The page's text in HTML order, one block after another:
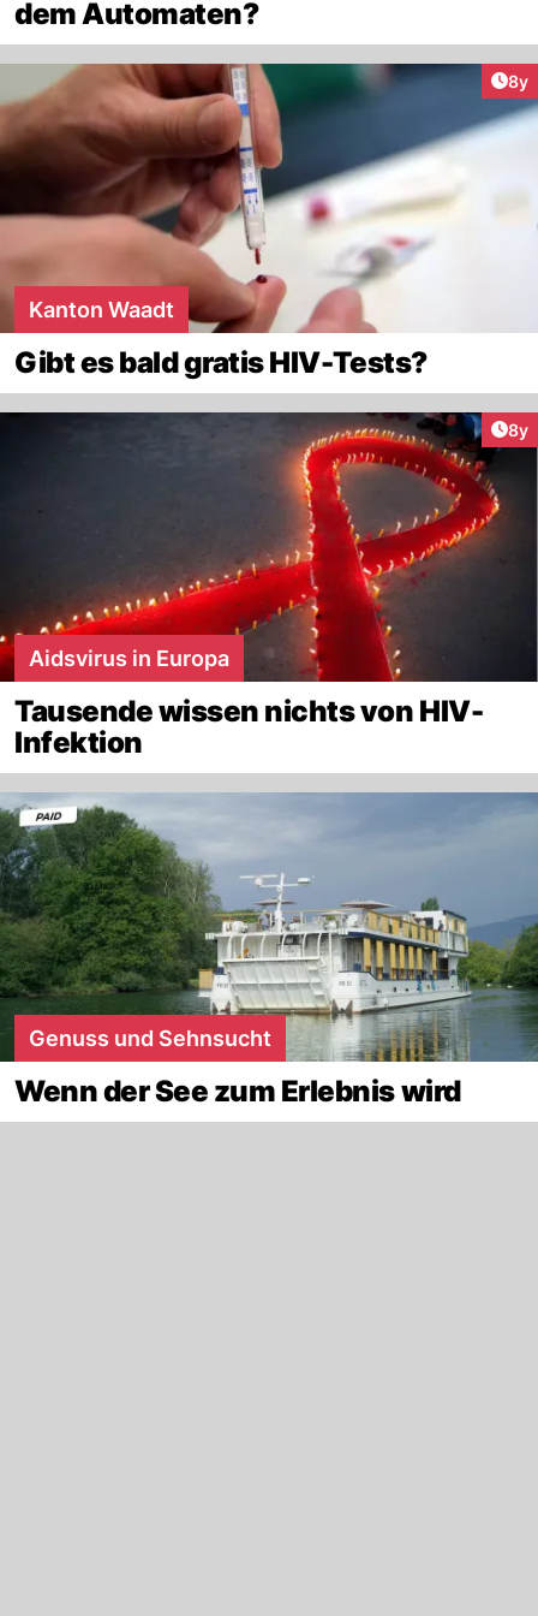
dem Automaten?
8y
Kanton Waadt
Gibt es bald gratis HIV-Tests?
8y
Aidsvirus in Europa
Tausende wissen nichts von HIV-
Infektion
Genuss und Sehnsucht
Wenn der See zum Erlebnis wird